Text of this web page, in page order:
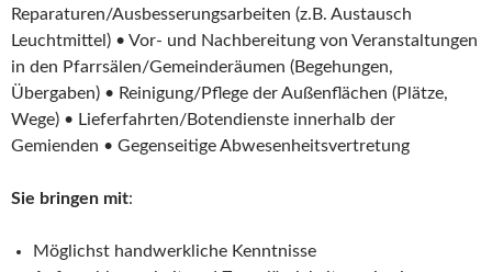
Reparaturen/Ausbesserungsarbeiten (z.B. Austausch
Leuchtmittel) • Vor- und Nachbereitung von Veranstaltungen
in den Pfarrsälen/Gemeinderäumen (Begehungen,
Übergaben) • Reinigung/Pflege der Außenflächen (Plätze,
Wege) • Lieferfahrten/Botendienste innerhalb der
Gemienden • Gegenseitige Abwesenheitsvertretung
Sie bringen mit:
Möglichst handwerkliche Kenntnisse